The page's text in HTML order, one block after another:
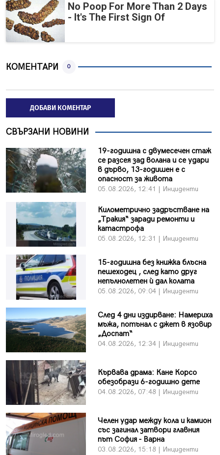
No Poop For More Than 2 Days
- It's The First Sign Of
КОМЕНТАРИ 0
ДОБАВИ КОМЕНТАР
СВЪРЗАНИ НОВИНИ
19-годишна с двумесечен стаж
се разсея зад волана и се удари
в дърво, 13-годишен е с
опасност за живота
05.08.2026, 12:41 | Инциденти
Километрично задръстване на
„Тракия“ заради ремонти и
катастрофа
05.08.2026, 12:31 | Инциденти
15-годишна без книжка блъсна
пешеходец , след като друг
непълнолетен ѝ дал колата
05.08.2026, 09:04 | Инциденти
След 4 дни издирване: Намериха
мъжа, потънал с джет в язовир
„Доспат“
04.08.2026, 12:34 | Инциденти
Кървава драма: Кане Корсо
обезобрази 6-годишно дете
04.08.2026, 07:48 | Инциденти
Челен удар между кола и камион
със загинал затвори главния
път София - Варна
03.08.2026, 15:18 | Инциденти